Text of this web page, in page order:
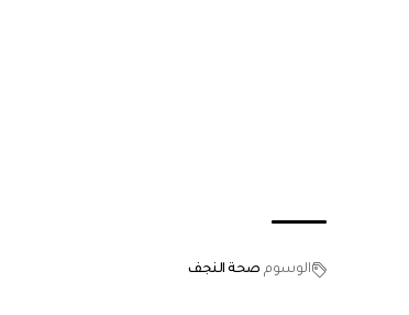
الوسوم صحة النجف